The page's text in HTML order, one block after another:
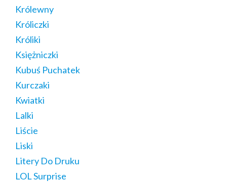
Królewny
Króliczki
Króliki
Księżniczki
Kubuś Puchatek
Kurczaki
Kwiatki
Lalki
Liście
Liski
Litery Do Druku
LOL Surprise